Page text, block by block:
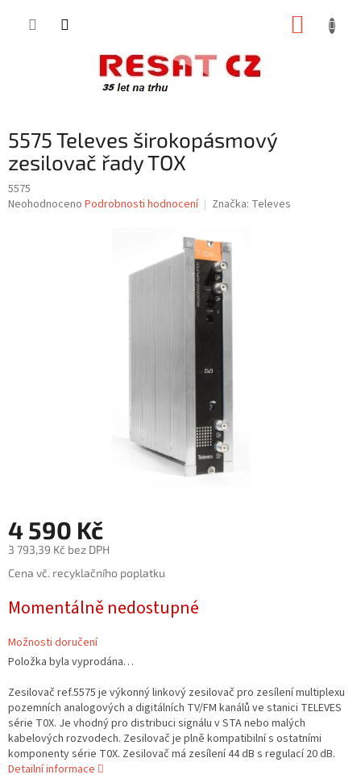
5575 Televes širokopásmový
zesilovač řady TOX
5575
Průměrné
Neohodnoceno Podrobnosti hodnocení Značka: Televes
4 590 Kč
3 793,39 Kč bez DPH
Měrná
Cena vč. recyklačního poplatku
Momentálně nedostupné
Možnosti doručení
Položka byla vyprodána…
Zesilovač ref.5575 je výkonný linkový zesilovač pro zesílení multiplexu
pozemních analogových a digitálních TV/FM kanálů ve stanici TELEVES
série T0X. Je vhodný pro distribuci signálu v STA nebo malých
kabelových rozvodech. Zesilovač je plně kompatibilní s ostatními
komponenty série T0X. Zesilovač má zesílení 44 dB s regulací 20 dB.
Detailní informace